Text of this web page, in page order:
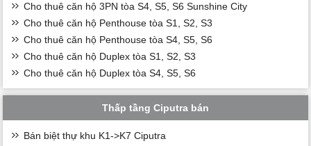
Cho thuê căn hộ 3PN tòa S4, S5, S6 Sunshine City
Cho thuê căn hộ Penthouse tòa S1, S2, S3
Cho thuê căn hộ Penthouse tòa S4, S5, S6
Cho thuê căn hộ Duplex tòa S1, S2, S3
Cho thuê căn hộ Duplex tòa S4, S5, S6
Thấp tầng Ciputra bán
Bán biệt thự khu K1->K7 Ciputra